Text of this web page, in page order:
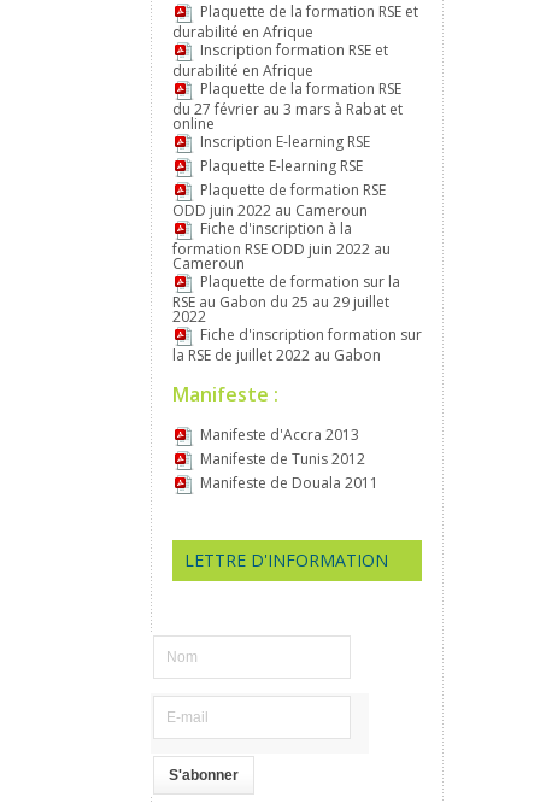
Plaquette de la formation RSE et
durabilité en Afrique
Inscription formation RSE et
durabilité en Afrique
Plaquette de la formation RSE
du 27 février au 3 mars à Rabat et
online
Inscription E-learning RSE
Plaquette E-learning RSE
Plaquette de formation RSE
ODD juin 2022 au Cameroun
Fiche d'inscription à la
formation RSE ODD juin 2022 au
Cameroun
Plaquette de formation sur la
RSE au Gabon du 25 au 29 juillet
2022
Fiche d'inscription formation sur
la RSE de juillet 2022 au Gabon
Manifeste :
Manifeste d'Accra 2013
Manifeste de Tunis 2012
Manifeste de Douala 2011
LETTRE D'INFORMATION